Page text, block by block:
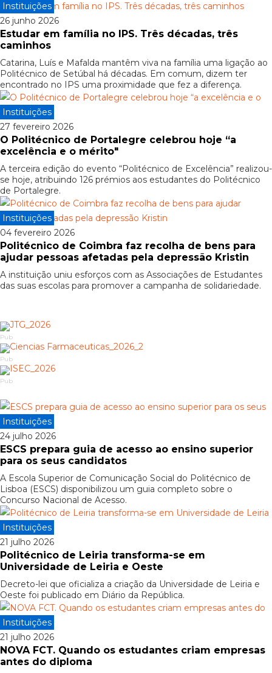
Instituições
26 junho 2026
Estudar em família no IPS. Três décadas, três
caminhos
Catarina, Luís e Mafalda mantêm viva na família uma ligação ao
Politécnico de Setúbal há décadas. Em comum, dizem ter
encontrado no IPS uma proximidade que fez a diferença.
Instituições
27 fevereiro 2026
O Politécnico de Portalegre celebrou hoje “a
excelência e o mérito"
A terceira edição do evento “Politécnico de Excelência” realizou-
se hoje, atribuindo 126 prémios aos estudantes do Politécnico
de Portalegre.
Instituições
04 fevereiro 2026
Politécnico de Coimbra faz recolha de bens para
ajudar pessoas afetadas pela depressão Kristin
A instituição uniu esforços com as Associações de Estudantes
das suas escolas para promover a campanha de solidariedade.
Pub
Pub
Pub
Instituições
24 julho 2026
ESCS prepara guia de acesso ao ensino superior
para os seus candidatos
A Escola Superior de Comunicação Social do Politécnico de
Lisboa (ESCS) disponibilizou um guia completo sobre o
Concurso Nacional de Acesso.
Instituições
21 julho 2026
Politécnico de Leiria transforma-se em
Universidade de Leiria e Oeste
Decreto-lei que oficializa a criação da Universidade de Leiria e
Oeste foi publicado em Diário da República.
Instituições
21 julho 2026
NOVA FCT. Quando os estudantes criam empresas
antes do diploma